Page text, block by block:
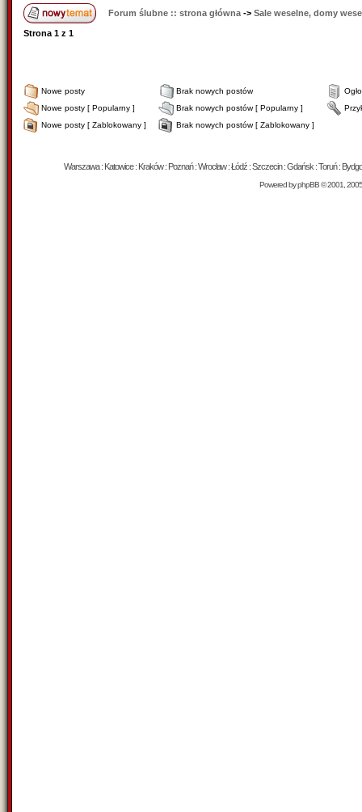
Forum ślubne :: strona główna -> Sale weselne, domy
Strona 1 z 1
Nowe posty Brak nowych postów
Nowe posty [ Popularny ]
Brak nowych postów [ Popularny ]
Nowe posty [ Zablokowany ]
Brak nowych postów [ Zablokowany ]
Warszawa : Katowice : Kraków : Poznań : Wrocław : Łódź : Szczecin : Gdańsk : Toruń :
Powered byphpBB© 2001,